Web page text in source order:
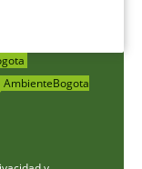
AmbienteBogota